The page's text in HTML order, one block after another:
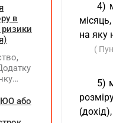
4)
на яку
(
5)
5%,
на
років
в
або